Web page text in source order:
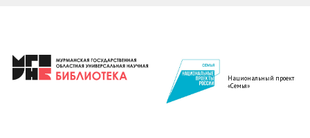
Национальный проект
«Семья»